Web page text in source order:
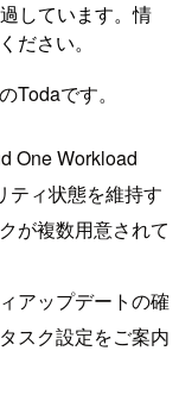
しています。情
ださい。
Todaです。
One Workload
ティ状態を維持す
が複数用意されて
アップデートの確
スク設定をご案内